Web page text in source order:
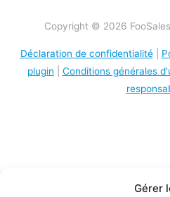
Gérer
Copyright © 2026
Déclaration de confidentialité|
plugin
Conditions générales